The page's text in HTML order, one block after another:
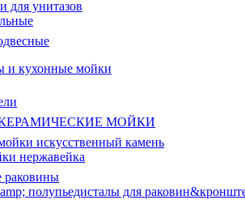
для унитазов
и кухонные мойки
КЕРАМИЧЕСКИЕ МОЙКИ
искусственный камень
нержавейка
раковины
полупьедисталы для